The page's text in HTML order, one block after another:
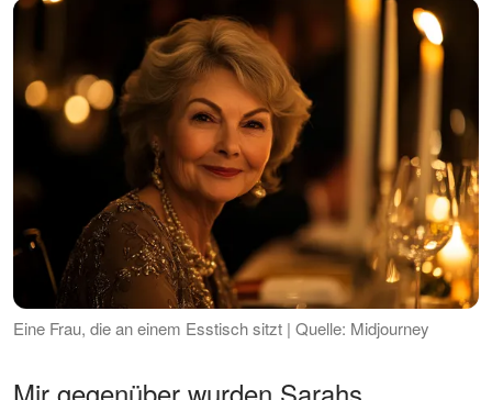
Eine Frau, die an einem Esstisch sitzt | Quelle: Midjourney